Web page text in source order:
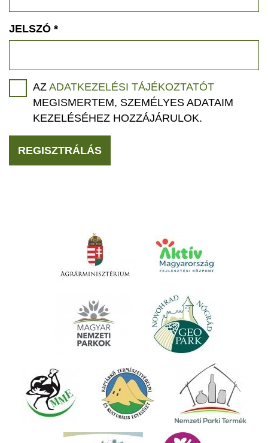
JELSZÓ *
AZ ADATKEZELÉSI TÁJÉKOZTATÓT
MEGISMERTEM, SZEMÉLYES ADATAIM
KEZELÉSÉHEZ HOZZÁJÁRULOK.
REGISZTRÁLÁS